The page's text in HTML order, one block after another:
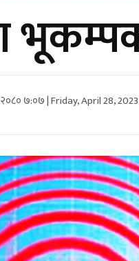
७:०७ | Friday, April 28, 2023